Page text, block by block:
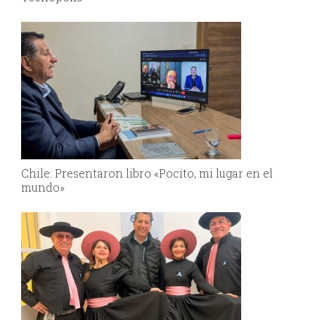
Chile: Presentaron libro «Pocito, mi lugar en el
mundo»